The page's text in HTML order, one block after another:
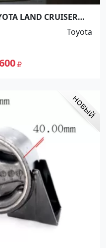
LAND CRUISER
Toyota